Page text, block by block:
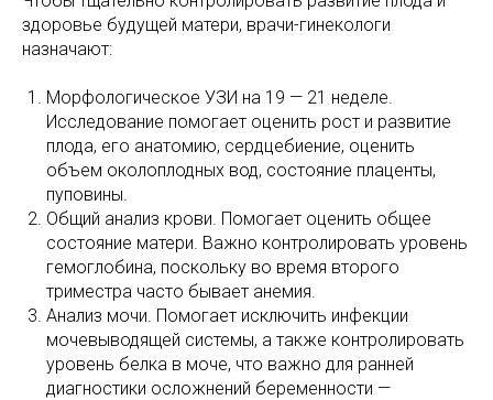
здоровье будущей матери, врачи-гинекологи
назначают:
Морфологическое УЗИ на 19 — 21 неделе.
Исследование помогает оценить рост и развитие
плода, его анатомию, сердцебиение, оценить
объем околоплодных вод, состояние плаценты,
пуповины.
Общий анализ крови. Помогает оценить общее
состояние матери. Важно контролировать уровень
гемоглобина, поскольку во время второго
триместра часто бывает анемия.
Анализ мочи. Помогает исключить инфекции
мочевыводящей системы, а также контролировать
уровень белка в моче, что важно для ранней
диагностики осложнений беременности —